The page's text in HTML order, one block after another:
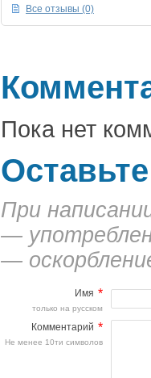
Все отзывы (0)
Пока нет
При
—
—
Имя *
только на русском
Комментарий *
Не менее 10ти символов